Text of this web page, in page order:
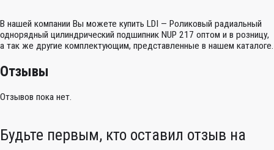
В нашей компании Вы можете купить LDI — Роликовый радиальный
однорядный цилиндрический подшипник NUP 217 оптом и в розницу,
а так же другие комплектующим, представленные в нашем каталоге.
Отзывы
Отзывов пока нет.
Будьте первым, кто оставил отзыв на